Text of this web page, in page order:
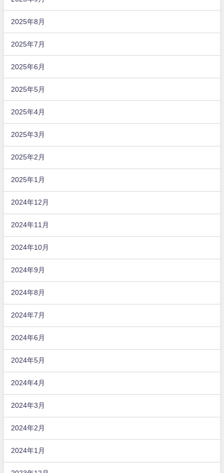
2025年8月
2025年7月
2025年6月
2025年5月
2025年4月
2025年3月
2025年2月
2025年1月
2024年12月
2024年11月
2024年10月
2024年9月
2024年8月
2024年7月
2024年6月
2024年5月
2024年4月
2024年3月
2024年2月
2024年1月